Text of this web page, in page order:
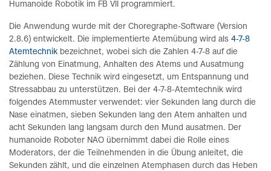
Humanoide Robotik im FB VII programmiert.
Die Anwendung wurde mit der Choregraphe-Software (Version
2.8.6) entwickelt. Die implementierte Atemübung wird als 4-7-8
Atemtechnik bezeichnet, wobei sich die Zahlen 4-7-8 auf die
Zählung von Einatmung, Anhalten des Atems und Ausatmung
beziehen. Diese Technik wird eingesetzt, um Entspannung und
Stressabbau zu unterstützen. Bei der 4-7-8-Atemtechnik wird
folgendes Atemmuster verwendet: vier Sekunden lang durch die
Nase einatmen, sieben Sekunden lang den Atem anhalten und
acht Sekunden lang langsam durch den Mund ausatmen. Der
humanoide Roboter NAO übernimmt dabei die Rolle eines
Moderators, der die Teilnehmenden in die Übung anleitet, die
Sekunden zählt, und die einzelnen Atemphasen durch das Heben